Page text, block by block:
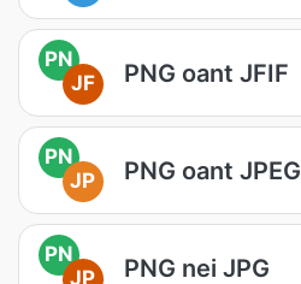
PN
JF
PNG oant JFIF
PN
JP
PNG oant JPEG
PN
JP
PNG nei JPG